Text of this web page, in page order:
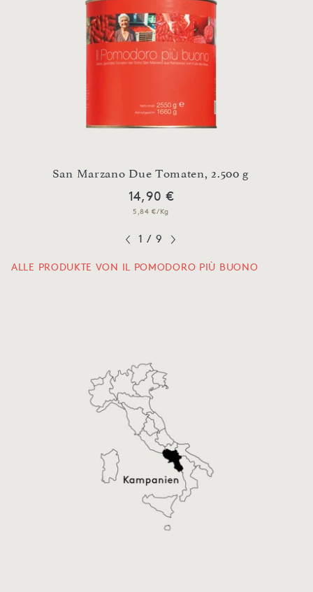
San Marzano Due Tomaten, 2.500 g
14,90 €
5,84 €/Kg
1 / 9
ALLE PRODUKTE VON IL POMODORO PIÙ BUONO